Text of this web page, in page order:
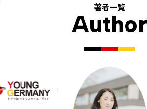
著者一覧
Author